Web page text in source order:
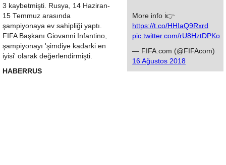
More info ℹ️👉
https://t.co/HHIaQ9Rxrd
pic.twitter.com/rU8HztDPKo
— FIFA.com (@FIFAcom)
16 Ağustos 2018
3 kaybetmişti. Rusya, 14 Haziran-
15 Temmuz arasında
şampiyonaya ev sahipliği yaptı.
FIFA Başkanı Giovanni Infantino,
şampiyonayı 'şimdiye kadarki en
iyisi' olarak değerlendirmişti.
HABERRUS